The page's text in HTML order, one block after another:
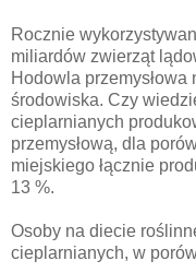
Rocznie
miliardów zwierząt
Hodowla
środowiska. Czy
cieplarnianych
przemysłową, dla
miejskiego łącznie
13 %.
Osoby na diecie
cieplarnianych, w